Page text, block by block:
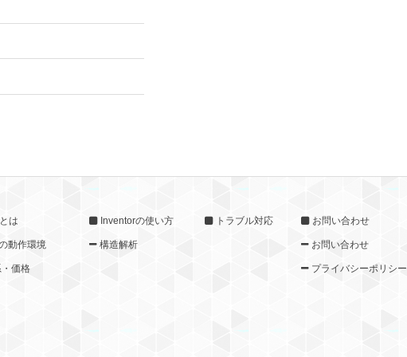
は
動作環境
価格
Inventorの使い方
構造解析
トラブル対応 お問い合わせ
お問い合わせ
プライバシーポリシー